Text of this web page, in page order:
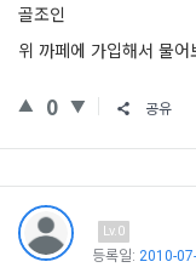
골조인
위 까페에 가입해서 물어
0 공유
Lv.0
등록일: 2010-